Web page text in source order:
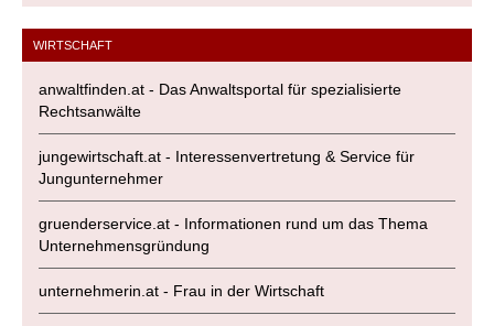
WIRTSCHAFT
anwaltfinden.at - Das Anwaltsportal für spezialisierte
Rechtsanwälte
jungewirtschaft.at - Interessenvertretung & Service für
Jungunternehmer
gruenderservice.at - Informationen rund um das Thema
Unternehmensgründung
unternehmerin.at - Frau in der Wirtschaft